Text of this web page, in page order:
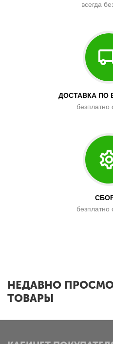
всегда
ДОСТАВКА ПО
безплатно
безплатно
НЕДАВНО
ТОВАРЫ